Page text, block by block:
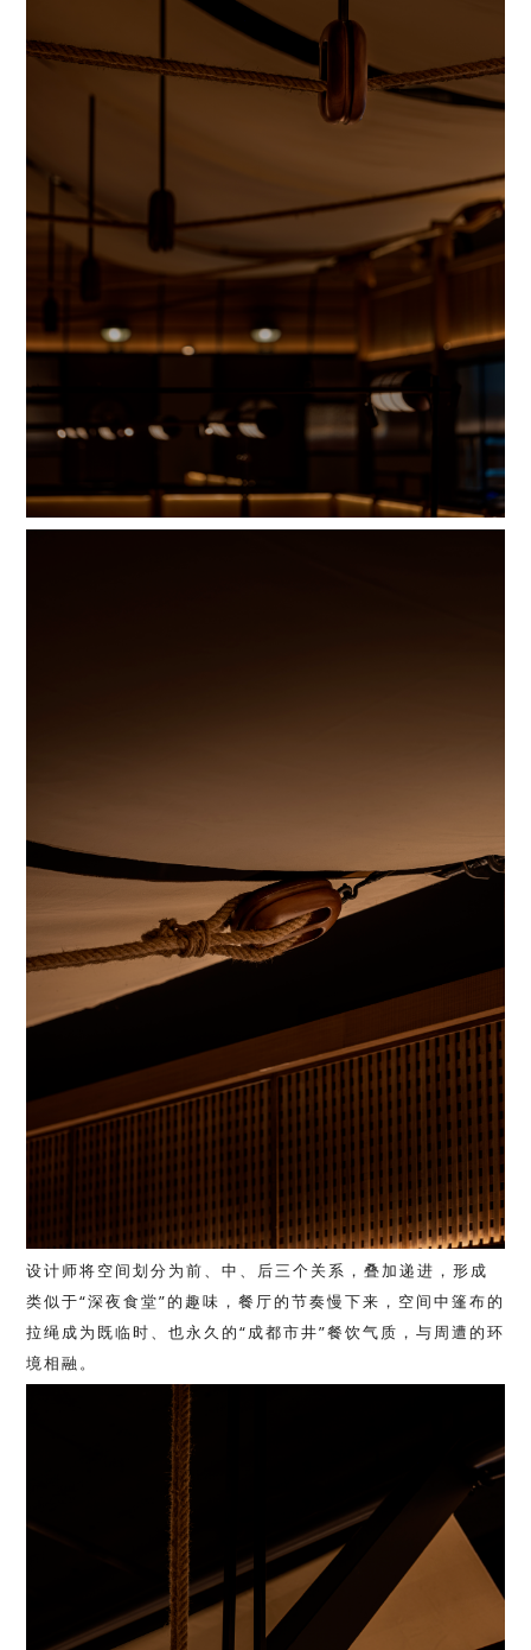
设计师将空间划分为前、中、后三个关系，叠加递进，形成
类似于“深夜食堂”的趣味，餐厅的节奏慢下来，空间中篷布的
拉绳成为既临时、也永久的“成都市井”餐饮气质，与周遭的环
境相融。